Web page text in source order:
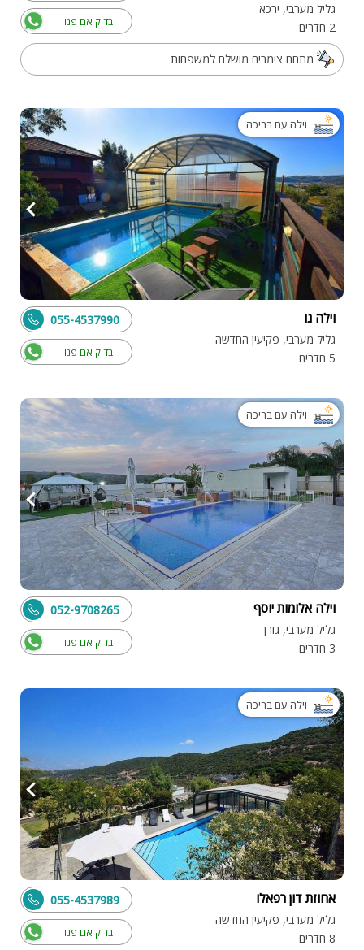
גליל מערבי, ירכא
2 חדרים
בדוק אם פנוי
מתחם צימרים מושלם למשפחות
וילה עם בריכה
וילה גו
גליל מערבי, פקיעין החדשה
5 חדרים
בדוק אם פנוי
055-4537990
וילה עם בריכה
וילה אלומות יוסף
גליל מערבי, גורן
3 חדרים
בדוק אם פנוי
052-9708265
וילה עם בריכה
אחוזת דון רפאלו
גליל מערבי, פקיעין החדשה
8 חדרים
בדוק אם פנוי
055-4537989